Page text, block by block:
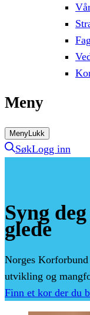
Meny
MenyLukk
SøkLogg inn
Syng deg
glede
Norges
utvikling og
Finn et kor der du